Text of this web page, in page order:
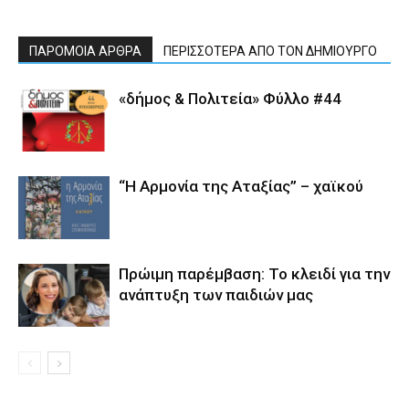
ΠΑΡΟΜΟΙΑ ΑΡΘΡΑ ΠΕΡΙΣΣΟΤΕΡΑ ΑΠΟ ΤΟΝ ΔΗΜΙΟΥΡΓΟ
«δήμος & Πολιτεία» Φύλλο #44
“Η Αρμονία της Αταξίας” – χαϊκού
Πρώιμη παρέμβαση: Το κλειδί για την
ανάπτυξη των παιδιών µας